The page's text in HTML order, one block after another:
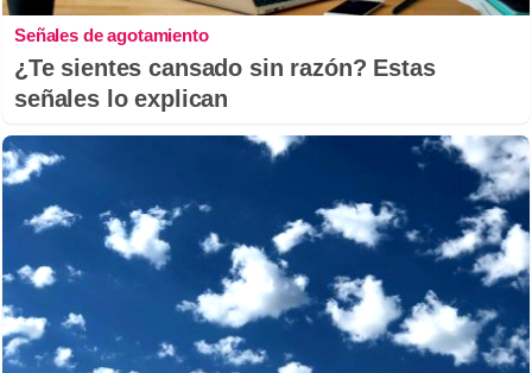
Señales de agotamiento
¿Te sientes cansado sin razón? Estas
señales lo explican